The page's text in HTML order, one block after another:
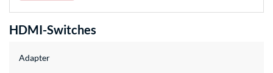
HDMI-Switches
Adapter